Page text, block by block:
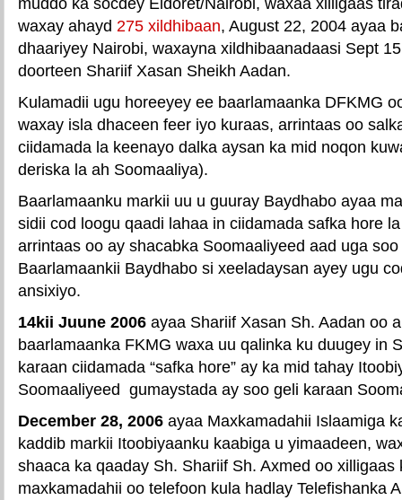
waxay ahayd 275 xildhibaan, August 22, 2004 ayaa
dhaariyey Nairobi, waxayna xildhibaanadaasi Sept
doorteen Shariif Xasan Sheikh Aadan.
Kulamadii ugu horeeyey ee baarlamaanka DFKMG
waxay isla dhaceen feer iyo kuraas, arrintaas oo
ciidamada la keenayo dalka aysan ka mid noqon
deriska la ah Soomaaliya).
Baarlamaanku markii uu u guuray Baydhabo ayaa
sidii cod loogu qaadi lahaa in ciidamada safka hore
arrintaas oo ay shacabka Soomaaliyeed aad uga
Baarlamaankii Baydhabo si xeeladaysan ayey ugu
ansixiyo.
14kii Juune 2006 ayaa Shariif Xasan Sh. Aadan oo
baarlamaanka FKMG waxa uu qalinka ku duugey in
karaan ciidamada “safka hore” ay ka mid tahay
Soomaaliyeed gumaystada ay soo geli karaan
December 28, 2006 ayaa Maxkamadahii Islaamiga
kaddib markii Itoobiyaanku kaabiga u yimaadeen,
shaaca ka qaaday Sh. Shariif Sh. Axmed oo
maxkamadahii oo telefoon kula hadlay Telefishanka